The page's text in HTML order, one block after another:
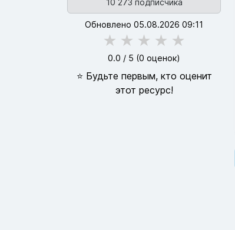
Обновлено 05.08.2026 09:11
★ ★ ★ ★ ★
0.0 / 5 (0 оценок)
⭐ Будьте первым, кто оценит
этот ресурс!